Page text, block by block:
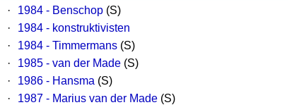
·
1984 - Benschop(S)
·
1984 - konstruktivisten
·
1984 - Timmermans(S)
·
1985 - van der Made(S)
·
1986 - Hansma (S)
·
1987 - Marius van der Made(S)